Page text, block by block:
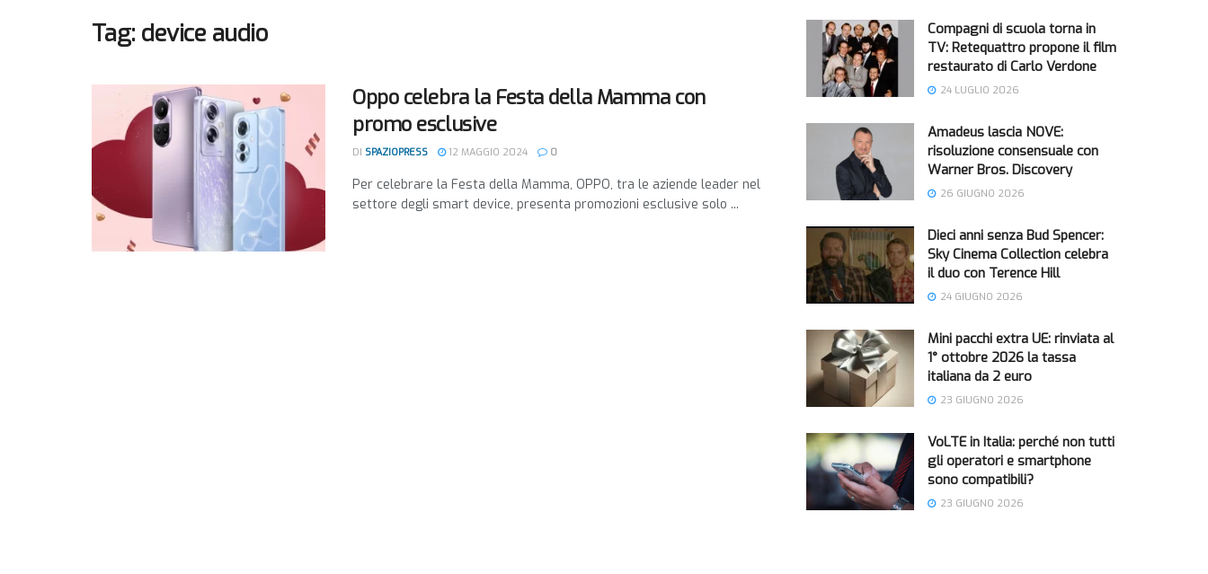
Tag: device audio
Oppo celebra la Festa della Mamma con
promo esclusive
DI SPAZIOPRESS 12 MAGGIO 2024 0
Per celebrare la Festa della Mamma, OPPO, tra le aziende leader nel
settore degli smart device, presenta promozioni esclusive solo ...
Compagni di scuola torna in
TV: Retequattro propone il film
restaurato di Carlo Verdone
24 LUGLIO 2026
Amadeus lascia NOVE:
risoluzione consensuale con
Warner Bros. Discovery
26 GIUGNO 2026
Dieci anni senza Bud Spencer:
Sky Cinema Collection celebra
il duo con Terence Hill
24 GIUGNO 2026
Mini pacchi extra UE: rinviata al
1° ottobre 2026 la tassa
italiana da 2 euro
23 GIUGNO 2026
VoLTE in Italia: perché non tutti
gli operatori e smartphone
sono compatibili?
23 GIUGNO 2026